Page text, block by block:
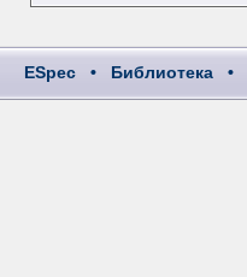
ESpec • Библиотека •